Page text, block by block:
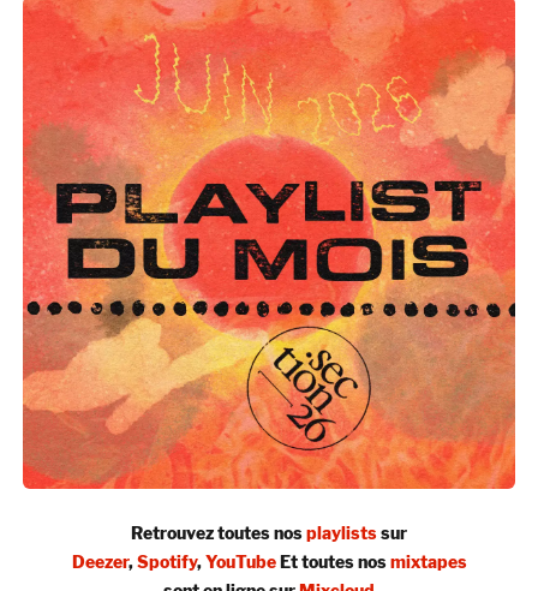
Retrouvez toutes nosplaylistssur
Deezer,Spotify,YouTubeEt toutes nosmixtapes